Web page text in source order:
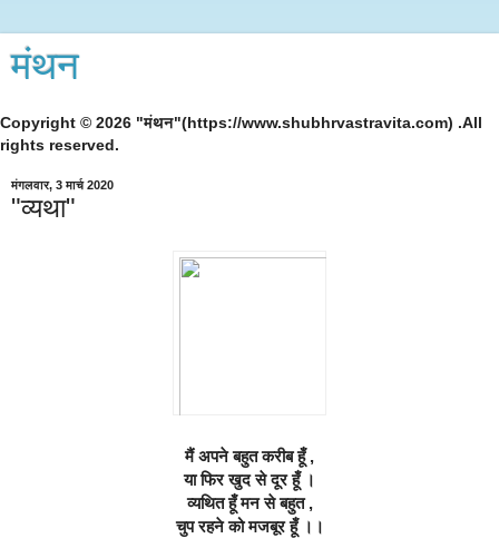
मंथन
Copyright © 2026 "मंथन"(https://www.shubhrvastravita.com) .All
rights reserved.
मंगलवार, 3 मार्च 2020
"व्यथा"
मैं अपने बहुत करीब हूँ ,
या फिर खुद से दूर हूँ ।
व्यथित हूँ मन से बहुत ,
चुप रहने को मजबूर हूँ ।।